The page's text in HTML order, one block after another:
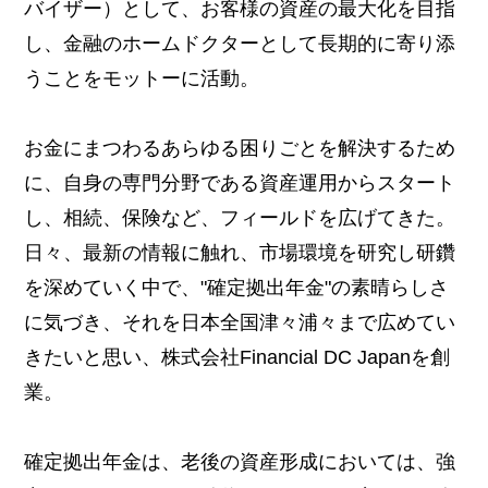
バイザー）として、お客様の資産の最大化を目指
し、金融のホームドクターとして長期的に寄り添
うことをモットーに活動。
お金にまつわるあらゆる困りごとを解決するため
に、自身の専門分野である資産運用からスタート
し、相続、保険など、フィールドを広げてきた。
日々、最新の情報に触れ、市場環境を研究し研鑽
を深めていく中で、"確定拠出年金"の素晴らしさ
に気づき、それを日本全国津々浦々まで広めてい
きたいと思い、株式会社Financial DC Japanを創
業。
確定拠出年金は、老後の資産形成においては、強